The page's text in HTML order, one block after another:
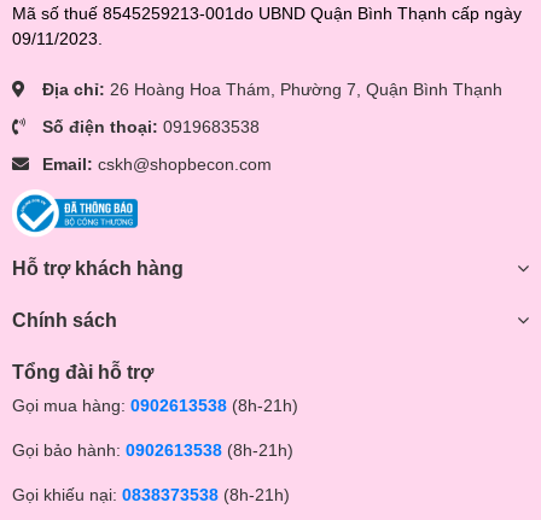
Mã số thuế 8545259213-001do UBND Quận Bình Thạnh cấp ngày
09/11/2023.
Địa chỉ: 26 Hoàng Hoa Thám, Phường 7, Quận Bình Thạnh
Số điện thoại: 0919683538
Email: cskh@shopbecon.com
Hỗ trợ khách hàng
Chính sách
Tổng đài hỗ trợ
Gọi mua hàng: 0902613538 (8h-21h)
Gọi bảo hành: 0902613538 (8h-21h)
Gọi khiếu nại: 0838373538 (8h-21h)